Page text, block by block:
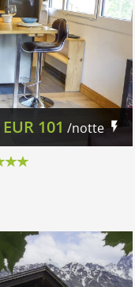
EUR 101 /notte